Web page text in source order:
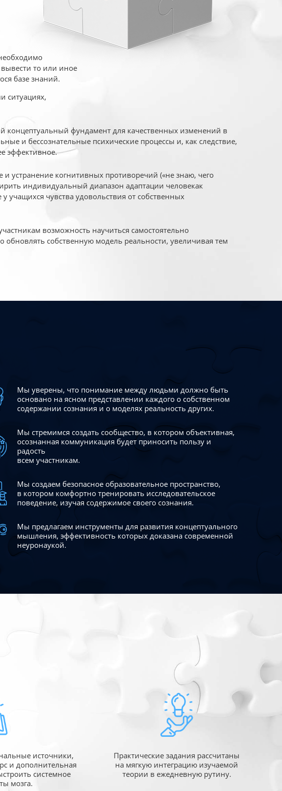
то или иное
базе знаний.
ситуациях,
концептуальный фундамент для качественных изменений в
и бессознательные психические процессы и, как следствие,
эффективное.
устранение когнитивных противоречий («не знаю, чего
индивидуальный диапазон адаптации человекак
чувства удовольствия от собственных
возможность научиться самостоятельно
собственную модель реальности, увеличивая тем
Мы уверены, что понимание между людьми должно быть
основано на ясном представлении каждого о собственном
содержании сознания и о моделях реальность других.
Мы стремимся создать сообщество, в котором объективная,
осознанная коммуникация будет приносить пользу и
радость
всем участникам.
Мы создаем безопасное образовательное пространство,
в котором комфортно тренировать исследовательское
поведение, изучая содержимое своего сознания.
Мы предлагаем инструменты для развития концептуального
мышления, эффективность которых доказана современной
неуронаукой.
источники,
и дополнительная
системное
мозга.
Практические задания рассчитаны
на мягкую интеграцию изучаемой
теории в ежедневную рутину.